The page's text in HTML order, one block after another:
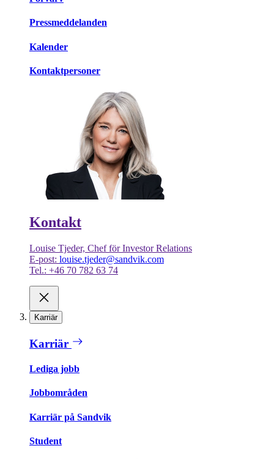
Pressmeddelanden
Kalender
Kontaktpersoner
Kontakt
Louise Tjeder, Chef för Investor Relations
E-post: louise.tjeder@sandvik.com
Tel.: +46 70 782 63 74
Karriär
Karriär
Lediga jobb
Jobbområden
Karriär på Sandvik
Student